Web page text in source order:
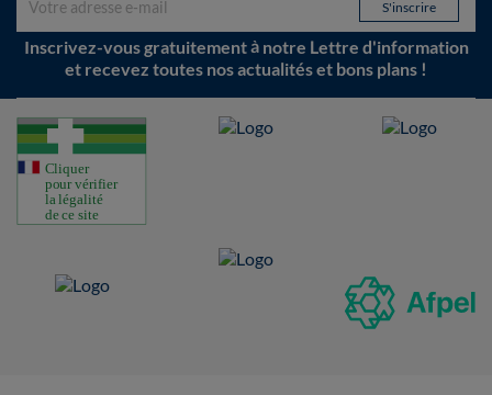
Inscrivez-vous gratuitement à notre Lettre d'information
et recevez toutes nos actualités et bons plans !